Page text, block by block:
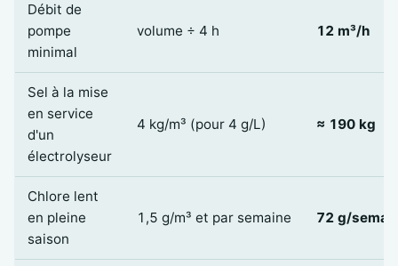
Débit de
pompe
minimal
volume ÷ 4 h 12 m³/h
Sel à la mise
en service
d'un
électrolyseur
4 kg/m³ (pour 4 g/L) ≈ 190 kg
Chlore lent
en pleine
saison
1,5 g/m³ et par semaine 72 g/